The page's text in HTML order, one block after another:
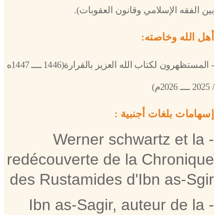
بين الفقه الإسلامي وقانون العقوبات).
أهل الله وخاصته:
- المستظهرون لكتاب الله العزيز بالقرارة (1446 ــــ 1447ه
/ 2025 ــــ 2026م)
إسهامات بلغات أجنبية :
- Werner schwartz et la
redécouverte de la Chronique
des Rustamides d'Ibn as-Sgir
- Ibn as-Sagir, auteur de la